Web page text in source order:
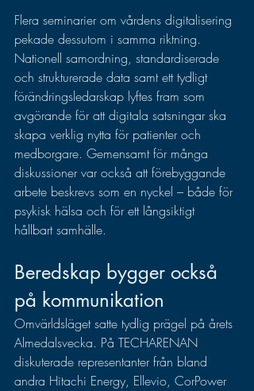
Flera seminarier om vårdens digitalisering
pekade dessutom i samma riktning.
Nationell samordning, standardiserade
och strukturerade data samt ett tydligt
förändringsledarskap lyftes fram som
avgörande för att digitala satsningar ska
skapa verklig nytta för patienter och
medborgare. Gemensamt för många
diskussioner var också att förebyggande
arbete beskrevs som en nyckel – både för
psykisk hälsa och för ett långsiktigt
hållbart samhälle.
Beredskap bygger också
på kommunikation
Omvärldsläget satte tydlig prägel på årets
Almedalsvecka. På TECHARENAN
diskuterade representanter från bland
andra Hitachi Energy, Ellevio, CorPower